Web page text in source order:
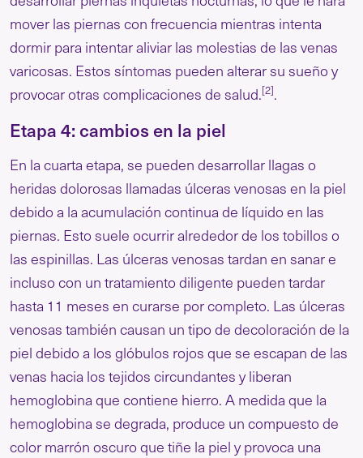
mover las piernas con frecuencia mientras intenta
dormir para intentar aliviar las molestias de las venas
varicosas. Estos síntomas pueden alterar su sueño y
provocar otras complicaciones de salud.[2].
Etapa 4: cambios en la piel
En la cuarta etapa, se pueden desarrollar llagas o
heridas dolorosas llamadas úlceras venosas en la piel
debido a la acumulación continua de líquido en las
piernas. Esto suele ocurrir alrededor de los tobillos o
las espinillas. Las úlceras venosas tardan en sanar e
incluso con un tratamiento diligente pueden tardar
hasta 11 meses en curarse por completo. Las úlceras
venosas también causan un tipo de decoloración de la
piel debido a los glóbulos rojos que se escapan de las
venas hacia los tejidos circundantes y liberan
hemoglobina que contiene hierro. A medida que la
hemoglobina se degrada, produce un compuesto de
color marrón oscuro que tiñe la piel y provoca una